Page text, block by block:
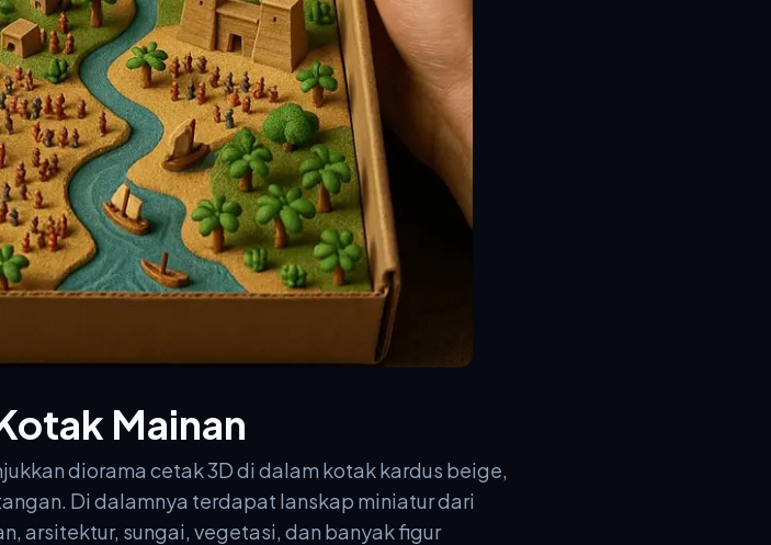
Mainan
diorama cetak 3D di dalam kotak kardus beige,
Di dalamnya terdapat lanskap miniatur dari
arsitektur, sungai, vegetasi, dan banyak figur